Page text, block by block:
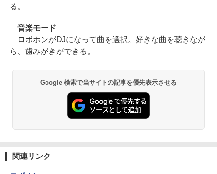
る。
音楽モード
ロボホンがDJになって曲を選択。好きな曲を聴きなが
ら、歯みがきができる。
Google 検索で当サイトの記事を優先表示させる
関連リンク